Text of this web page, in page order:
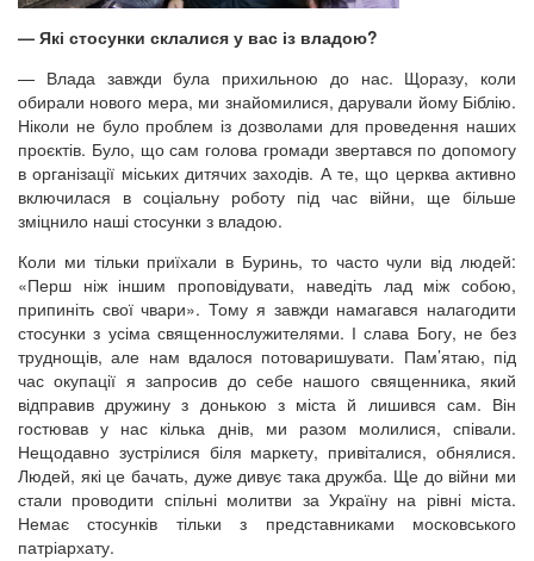
— Які стосунки склалися у вас із владою?
— Влада завжди була прихильною до нас. Щоразу, коли
обирали нового мера, ми знайомилися, дарували йому Біблію.
Ніколи не було проблем із дозволами для проведення наших
проєктів. Було, що сам голова громади звертався по допомогу
в організації міських дитячих заходів. А те, що церква активно
включилася в соціальну роботу під час війни, ще більше
зміцнило наші стосунки з владою.
Коли ми тільки приїхали в Буринь, то часто чули від людей:
«Перш ніж іншим проповідувати, наведіть лад між собою,
припиніть свої чвари». Тому я завжди намагався налагодити
стосунки з усіма священнослужителями. І слава Богу, не без
труднощів, але нам вдалося потоваришувати. Пам’ятаю, під
час окупації я запросив до себе нашого священника, який
відправив дружину з донькою з міста й лишився сам. Він
гостював у нас кілька днів, ми разом молилися, співали.
Нещодавно зустрілися біля маркету, привіталися, обнялися.
Людей, які це бачать, дуже дивує така дружба. Ще до війни ми
стали проводити спільні молитви за Україну на рівні міста.
Немає стосунків тільки з представниками московського
патріархату.